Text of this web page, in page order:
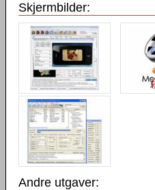
Skjermbilder:
Andre utgaver: